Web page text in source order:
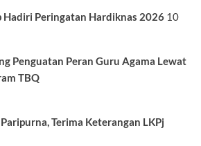
Hadiri Peringatan Hardiknas 2026 10
Penguatan Peran Guru Agama Lewat
TBQ
Terima Keterangan LKPj